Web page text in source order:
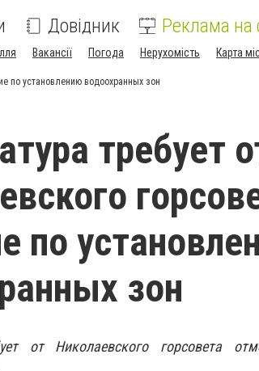
Довідник Реклама на
Вакансії Погода Нерухомість Карта
по установлению водоохранных зон
требует
по
зон
от Николаевского горсовета